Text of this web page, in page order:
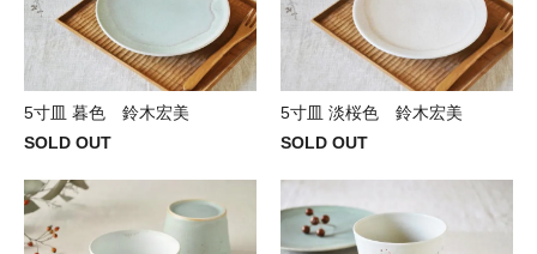
5寸皿 暮色 鈴木宏美
SOLD OUT
5寸皿 淡桜色 鈴木宏美
SOLD OUT